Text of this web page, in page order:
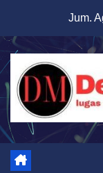
content
Jum.